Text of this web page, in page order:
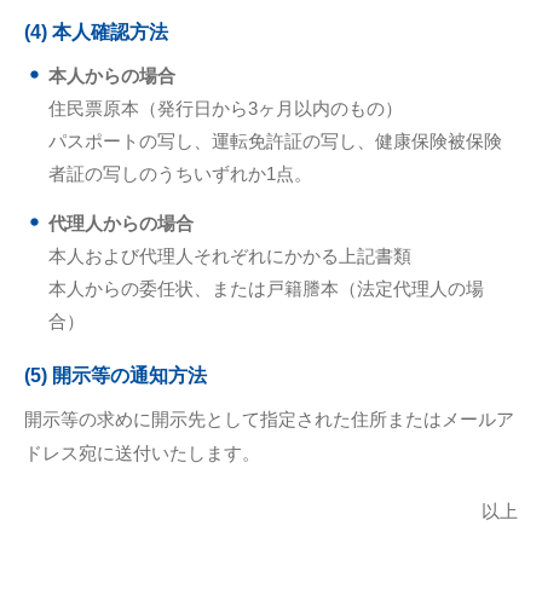
(4) 本人確認方法
本人からの場合
住民票原本（発行日から3ヶ月以内のもの）
パスポートの写し、運転免許証の写し、健康保険被保険
者証の写しのうちいずれか1点。
代理人からの場合
本人および代理人それぞれにかかる上記書類
本人からの委任状、または戸籍謄本（法定代理人の場
合）
(5) 開示等の通知方法
開示等の求めに開示先として指定された住所またはメールア
ドレス宛に送付いたします。
以上